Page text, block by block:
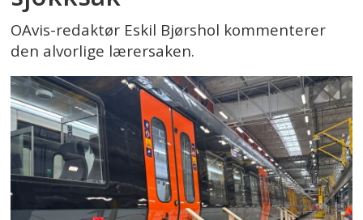
OAvis-redaktør Eskil Bjørshol kommenterer
den alvorlige lærersaken.